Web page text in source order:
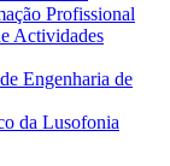
Profissional
Actividades
Engenharia de
da Lusofonia